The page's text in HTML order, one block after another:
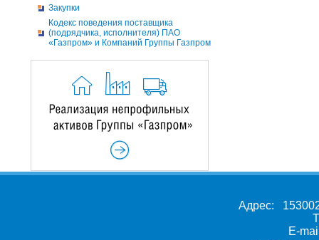
Закупки
Кодекс поведения поставщика
(подрядчика, исполнителя) ПАО
«Газпром» и Компаний Группы Газпром
Адрес:
E-